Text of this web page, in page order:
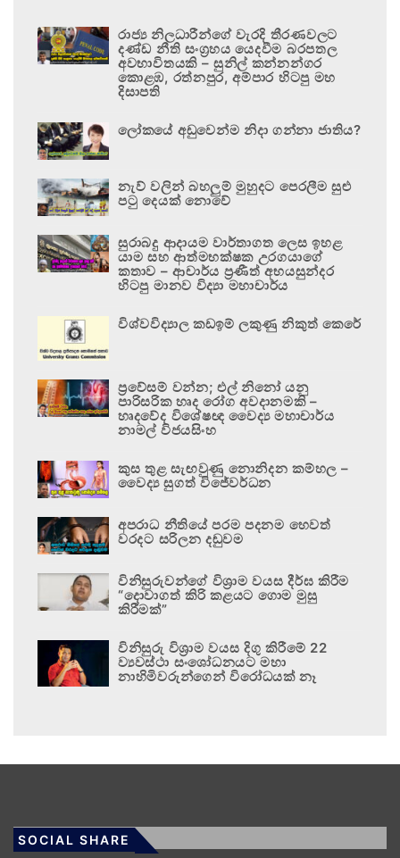
රාජ්‍ය නිලධාරීන්ගේ වැරදි තීරණවලට
දණ්ඩ නීති සංග්‍රහය යෙදවීම බරපතල
අවභාවිතයකි – සුනිල් කන්නන්ගර
කොළඹ, රත්නපුර, අම්පාර හිටපු මහ
දිසාපති
ලෝකයේ අඩුවෙන්ම නිදා ගන්නා ජාතිය?
නැව් වලින් බහලුම් මුහුදට පෙරලීම සුළු
පටු දෙයක් නොවේ
සුරාබදු ආදායම වාර්තාගත ලෙස ඉහළ
යාම සහ ආත්මභක්ෂක උරගයාගේ
කතාව – ආචාර්ය ප්‍රණීත් අභයසුන්දර
හිටපු මානව විද්‍යා මහාචාර්ය
විශ්වවිද්‍යාල කඩඉම් ලකුණු නිකුත් කෙරේ
ප්‍රවේසම් වන්න; එල් නිනෝ යනු
පාරිසරික හෘද රෝග අවදානමකි –
හෘදවේද විශේෂඥ වෛද්‍ය මහාචාර්ය
නාමල් විජයසිංහ
කුස තුළ සැඟවුණු නොනිදන කම්හල –
වෛද්‍ය සුගත් විජේවර්ධන
අපරාධ නීතියේ පරම පදනම හෙවත්
වරදට සරිලන දඬුවම
විනිසුරුවන්ගේ විශ්‍රාම වයස දීර්ඝ කිරීම
“දොවාගත් කිරි කළයට ගොම මුසු
කිරීමක්”
විනිසුරු විශ්‍රාම වයස දිගු කිරීමේ 22
ව්‍යවස්ථා සංශෝධනයට මහා
නාහිමිවරුන්ගෙන් විරෝධයක් නෑ
SOCIAL SHARE